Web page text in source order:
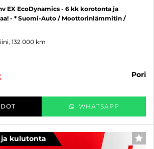
EX EcoDynamics - 6 kk korotonta ja
- * Suomi-Auto / Moottorinlämmitin /
132 000 km
pori
WHATSAPP
kulutonta